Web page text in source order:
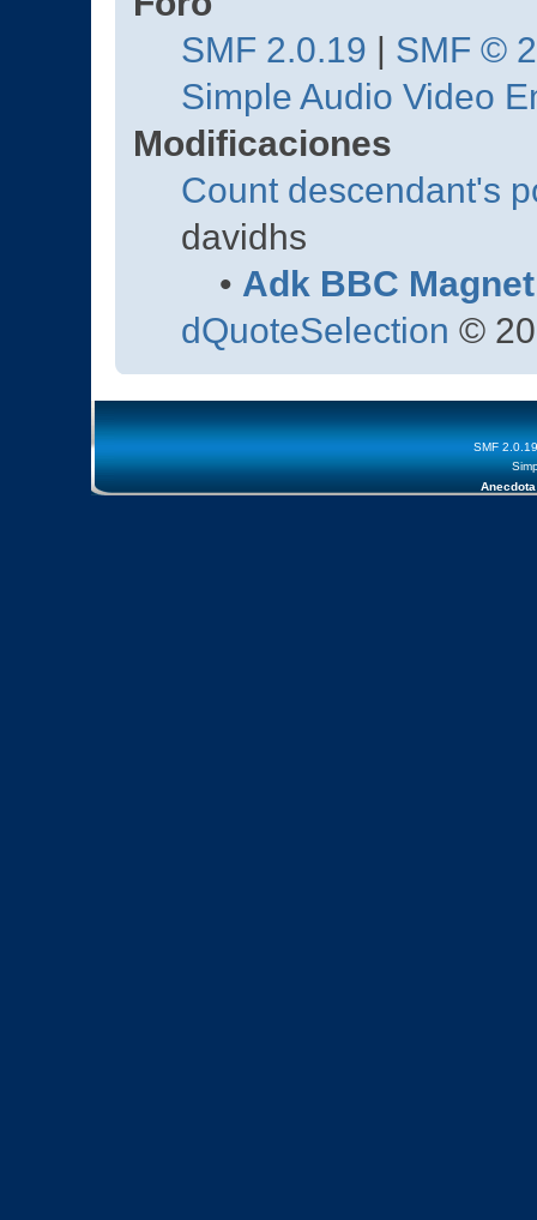
SMF 2.0.19 | SMF ©
Simple Audio Video
Modificaciones
Count descendant's
davidhs
• Adk BBC Magnet
dQuoteSelection ©
SMF 2.0.19
Anecdota